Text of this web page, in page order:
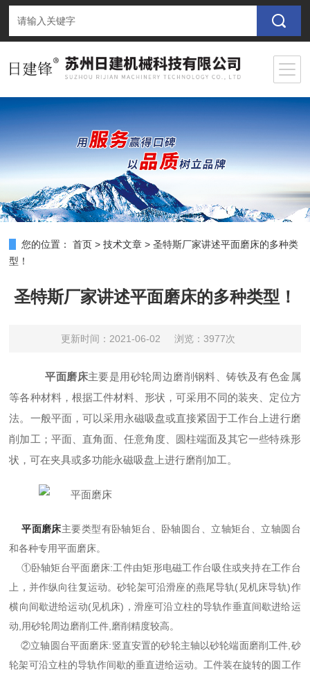
您的位置： 首页 >技术文章 >圣特斯厂家讲述平面磨床的多种类
型！
圣特斯厂家讲述平面磨床的多种类型！
更新时间：2021-06-02 浏览：3977次
平面磨床主要是用砂轮周边磨削钢料、铸铁及有色金属
等各种材料，根据工件材料、形状，可采用不同的装夹、定位方
法。一般平面，可以采用永磁吸盘或直接紧固于工作台上进行磨
削加工；平面、直角面、任意角度、圆柱端面及其它一些特殊形
状，可在夹具或多功能永磁吸盘上进行磨削加工。
平面磨床主要类型有卧轴矩台、卧轴圆台、立轴矩台、立轴圆台
和各种专用平面磨床。
①卧轴矩台平面磨床:工件由矩形电磁工作台吸住或夹持在工作台
上，并作纵向往复运动。砂轮架可沿滑座的燕尾导轨(见机床导轨)作
横向间歇进给运动(见机床)，滑座可沿立柱的导轨作垂直间歇进给运
动,用砂轮周边磨削工件,磨削精度较高。
②立轴圆台平面磨床:竖直安置的砂轮主轴以砂轮端面磨削工件,砂
轮架可沿立柱的导轨作间歇的垂直进给运动。工件装在旋转的圆工作